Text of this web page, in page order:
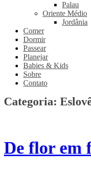
Palau
Oriente Médio
Jordânia
Comer
Dormir
Passear
Planejar
Babies & Kids
Sobre
Contato
Categoria:
De flor em